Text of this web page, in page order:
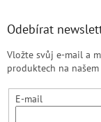
Odebírat
Vložte svůj e-mail a
produktech na
E-mail